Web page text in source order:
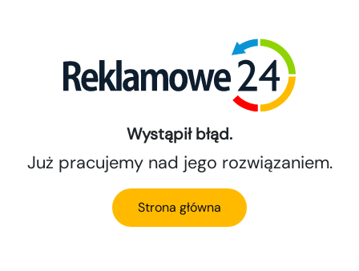
Wystąpił błąd.
Już pracujemy nad jego rozwiązaniem.
Strona główna